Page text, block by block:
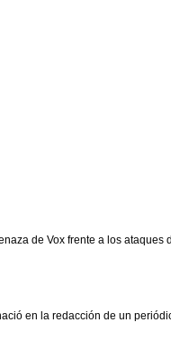
de Vox frente a los ataques
en la redacción de un